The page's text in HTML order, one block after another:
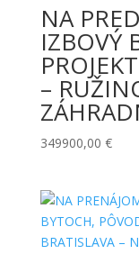
NA
IZBOVÝ
–
349900,00 €